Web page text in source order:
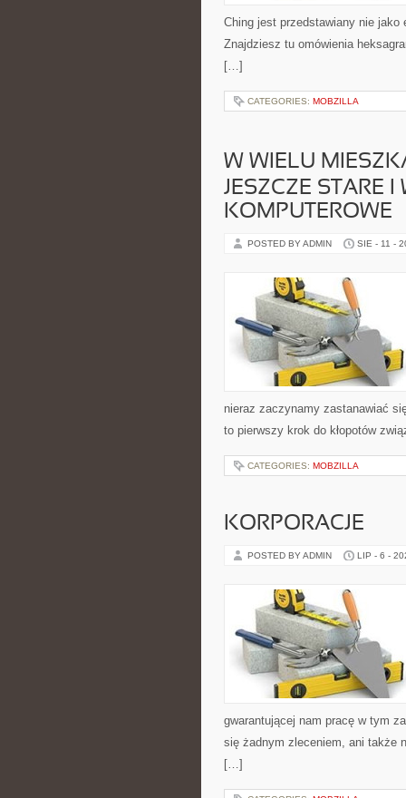
Ching jest przedstawiany nie
Znajdziesz tu omówienia
[…]
CATEGORIES: MOBZILLA
W WIELU
JESZCZE STARE
KOMPUTEROWE
POSTED BY ADMIN SIE - 11 -
nieraz zaczynamy zastanawiać
to pierwszy krok do kłopotów
CATEGORIES: MOBZILLA
KORPORACJE
POSTED BY ADMIN LIP - 6 -
gwarantującej nam pracę w tym
się żadnym zleceniem, ani także
[…]